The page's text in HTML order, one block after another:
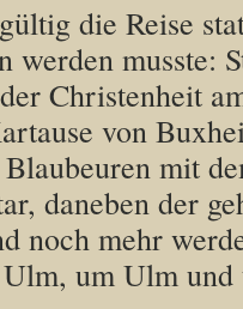
die Reise
werden musste:
Christenheit
von
mit
daneben der
noch mehr
um Ulm